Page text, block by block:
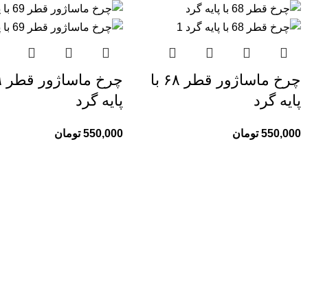
چرخ ماساژور قطر ۶۸ با
پایه گرد
550,000 تومان
پایه گرد
550,000 تومان